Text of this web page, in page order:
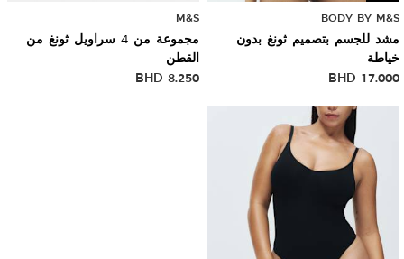
BODY BY M&S
مشد للجسم بتصميم ثونغ بدون
خياطة
BHD 17.000
M&S
مجموعة من 4 سراويل ثونغ من
القطن
BHD8.250